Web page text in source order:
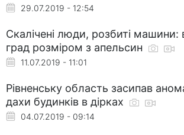
29.07.2019 - 12:54
Скалічені люди, розбиті машини: в
град розміром з апельсин
11.07.2019 - 11:01
Рівненську область засипав
дахи будинків в дірках
04.07.2019 - 09:14